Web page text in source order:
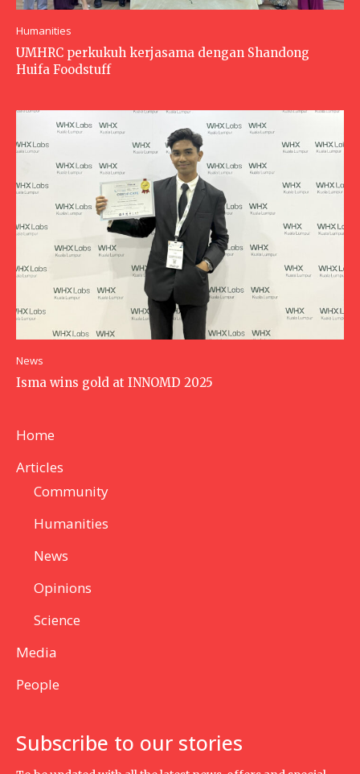
Humanities
UMHRC perkukuh kerjasama dengan Shandong
Huifa Foodstuff
News
Isma wins gold at INNOMD 2025
Home
Articles
Community
Humanities
News
Opinions
Science
Media
People
Subscribe to our stories